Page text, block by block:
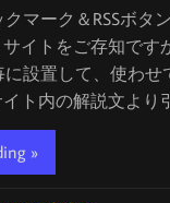
マーク＆RSSボタ
サイトをご存知です
設置して、使わせ
イト内の解説文より
»